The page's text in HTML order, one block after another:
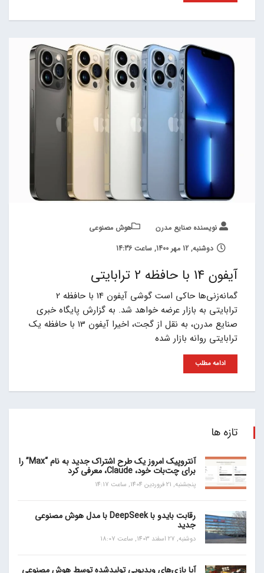
نویسنده صنایع مدرن
هوش مصنوعی
دوشنبه, 12 مهر 1400, ساعت 14:36
آیفون 14 با حافظه 2 ترابایتی
گمانه‌زنی‌ها حاکی است گوشی آیفون 14 با حافظه 2
ترابایتی به بازار عرضه خواهد شد. به گزارش پایگاه خبری
صنایع مدرن، به نقل از گجت، اخیرا آیفون 13 با حافظه یک
ترابایتی روانه بازار شده
ادامه مطلب
تازه ها
آنتروپیک امروز یک طرح اشتراک جدید به نام “Max” را
برای چت‌بات خود، Claude، معرفی کرد
پنجشنبه, 21 فروردین 1404, ساعت 14:17
رقابت بایدو با DeepSeek با مدل هوش مصنوعی
جدید
دوشنبه, 27 اسفند 1403, ساعت 18:07
آیا بازی‌های ویدیویی تولیدشده توسط هوش مصنوعی